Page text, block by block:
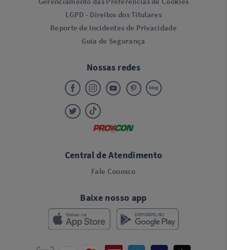
LGPD - Direitos dos Titulares
Reporte de Incidentes de Privacidade
Guia de Segurança
Nossas redes
Central de Atendimento
Fale Conosco
Baixe nosso app